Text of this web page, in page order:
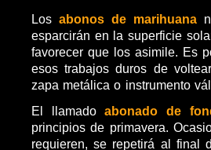
Los abonos de marihuana
esparcirán en la superficie
favorecer que los asimile. Es
esos trabajos duros de
zapa metálica o instrumento
El llamadoabonado de
principios de primavera.
requieren, se repetirá al final